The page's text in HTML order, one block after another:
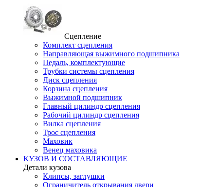
Сцепление
Комплект сцепления
Направляющая выжимного подшипника
Педаль, комплектующие
Трубки системы сцепления
Диск сцепления
Корзина сцепления
Выжимной подшипник
Главный цилиндр сцепления
Рабочий цилиндр сцепления
Вилка сцепления
Трос сцепления
Маховик
Венец маховика
КУЗОВ И СОСТАВЛЯЮЩИЕ
Детали кузова
Клипсы, заглушки
Ограничитель открывания двери